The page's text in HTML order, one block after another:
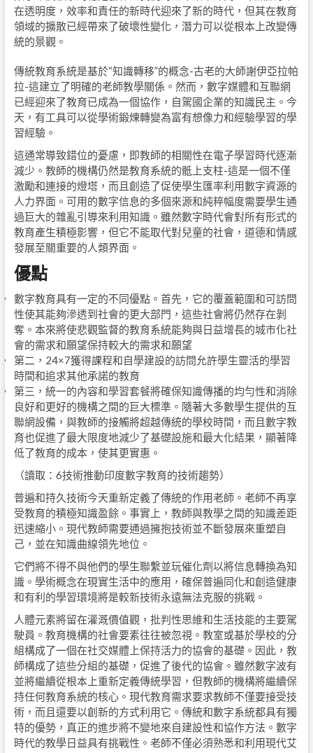
在透明度，效率和責任的新時代迎來了新的時代，但其在教育
領域的擴散已經帶來了破壞性變化，潛力可以從根本上改變傳
統的景觀。
傳統教育系統是基於“知識轉移”的概念-古老的大師謝伊亞拉帕
拉-這建立了明確的老師教學關係。然而，數字媒體和互聯網
已經迎來了教育已成為一個協作，自駕國企業的知識民主。今
天，有工具可以從學術鍛煉轉變為富有想像力和經驗學習的學
習經驗。
這通常導致錯位的憂慮，即教師的相關性在電子學習時代逐漸
減少。教師的機構仍然是教育系統的骶上支柱-這是一個不僅
激勵和連接的燈塔，而且創造了促使學生匯率利用數字資源的
人力界面。可用的數字信息的多個來源和純粹幅度需要學生通
過巨大的雜亂引導來利用知識。雖然數字時代會對所有形式的
教育產生積極影響，但它不能取代對兒童的社會，道德和情感
發展至關重要的人類界面。
優點
數字教育具有一定的不同優點。首先，它的覆蓋範圍和可訪問
性使其能夠滲透到社會的更大部門，這些社會將仍然存在剝
奪。本來將使悲觀監督的教育系統能夠與日益增長的城市化社
會的需求和願望保持較大的需求和願望
第二，24×7獲得課程和自學建設的訪問允許學生靈活的學習
時間和追求其他承諾的教育
第三，統一的內容和學習套餐將確保知識傳播的均勻性和消除
良好和​​更好的機構之間的巨大標準。隨著大多數學生提供的互
聯網設備，與教師的接觸將超越傳統的學校時間，而且數字教
育也促進了最大限度地減少了基礎設施和最大化結果，顯著降
低了教育的成本，使其更實惠。
（讀取：6技術推動印度數字教育的技術趨勢）
普遍和持久技術今天重新定義了傳統的作用老師。老師不再享
受教育的積極知識盈餘。事實上，教師與教學之間的知識差距
迅速縮小。現代教師需要通過擁抱技術並不斷發展來重塑自
己，並在知識曲線領先地位。
它們將不得不與他們的學生聯繫並玩催化劑以將信息轉換為知
識​​。學術概念在現實生活中的應用，確保普遍同化和創造健康
和有利的學習環境將是較新技術永遠無法克服的挑戰。
人體元素將留在灌溉價值觀，批判性思維和生活技能的主要駕
駛員。教育機構的社會要素往往被忽視。教室或基於學校的分
組構成了一個在社交媒體上保持活力的協會的基礎。因此，教
師構成了這些分組的基礎，促進了後代的協會。雖然數字波有
並將繼續從根本上重新定義傳統學習，但教師的機構將繼續保
持任何教育系統的核心。現代教育需求要求教師不僅要接受技
術，而且還要以創新的方式利用它。傳統和數字系統都具有獨
特的優勢，真正的進步將不變地來自建設性和協作方法。數字
時代的教學日益具有挑戰性。老師不僅必須熟悉和利用現代艾